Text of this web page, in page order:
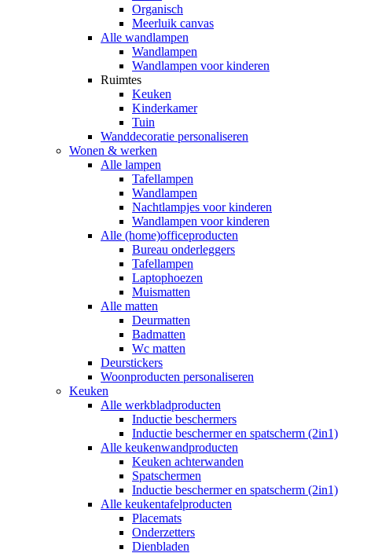
Organisch
Meerluik canvas
Alle wandlampen
Wandlampen
Wandlampen voor kinderen
Ruimtes
Keuken
Kinderkamer
Tuin
Wanddecoratie personaliseren
Wonen & werken
Alle lampen
Tafellampen
Wandlampen
Nachtlampjes voor kinderen
Wandlampen voor kinderen
Alle (home)officeproducten
Bureau onderleggers
Tafellampen
Laptophoezen
Muismatten
Alle matten
Deurmatten
Badmatten
Wc matten
Deurstickers
Woonproducten personaliseren
Keuken
Alle werkbladproducten
Inductie beschermers
Inductie beschermer en spatscherm (2in1)
Alle keukenwandproducten
Keuken achterwanden
Spatschermen
Inductie beschermer en spatscherm (2in1)
Alle keukentafelproducten
Placemats
Onderzetters
Dienbladen